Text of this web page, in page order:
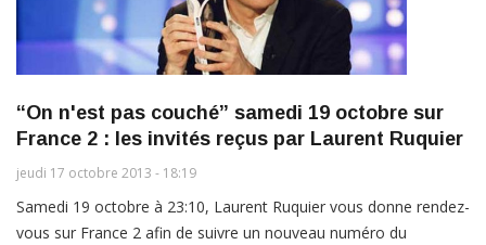
“On n'est pas couché” samedi 19 octobre sur
France 2 : les invités reçus par Laurent Ruquier
jeudi 17 octobre 2013 - 18:19
Samedi 19 octobre à 23:10, Laurent Ruquier vous donne rendez-
vous sur France 2 afin de suivre un nouveau numéro du